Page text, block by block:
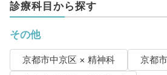
診療科目から探す
その他
京都市中京区 × 精神科
京都